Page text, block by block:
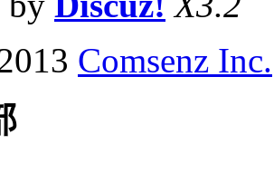
Comsenz Inc.